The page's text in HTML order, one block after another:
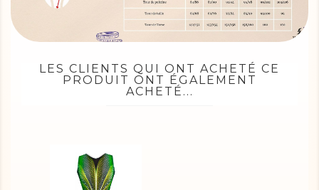
LES CLIENTS QUI ONT ACHETÉ CE
PRODUIT ONT ÉGALEMENT
ACHETÉ...